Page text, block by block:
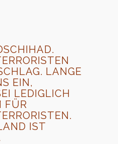
LANGE
EIN,
LEDIGLICH
FÜR
IST